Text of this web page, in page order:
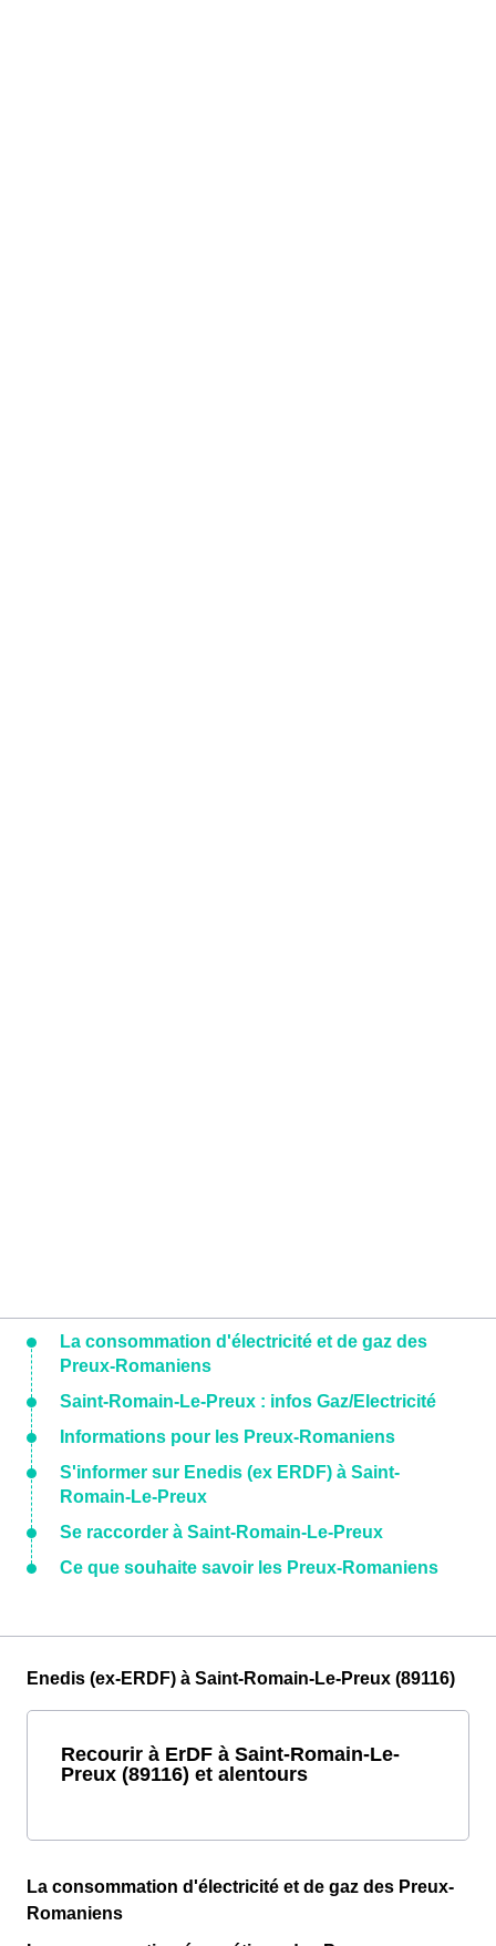
La consommation d'électricité et de gaz des
Preux-Romaniens
Saint-Romain-Le-Preux : infos Gaz/Electricité
Informations pour les Preux-Romaniens
S'informer sur Enedis (ex ERDF) à Saint-
Romain-Le-Preux
Se raccorder à Saint-Romain-Le-Preux
Ce que souhaite savoir les Preux-Romaniens
Enedis (ex-ERDF) à Saint-Romain-Le-Preux (89116)
Recourir à ErDF à Saint-Romain-Le-
Preux (89116) et alentours
La consommation d'électricité et de gaz des Preux-
Romaniens